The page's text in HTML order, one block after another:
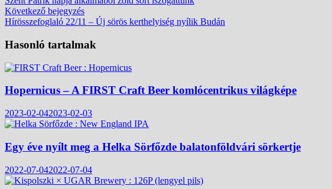
navigáció
Következő bejegyzésKövetkező
bejegyzés:
Hírösszefoglaló 22/11 – Új sörös kerthelyiség nyílik Budán
Hasonló tartalmak
Hopernicus – A FIRST Craft Beer komlócentrikus világképe
2023-02-042023-02-03
Egy éve nyílt meg a Helka Sörfőzde balatonföldvári sörkertje
2022-07-042022-07-04